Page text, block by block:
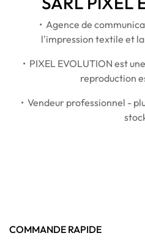
• Agence de
l'impression textile et
• PIXEL EVOLUTION est
reproduction
• Vendeur professionnel -
COMMANDE RAPIDE